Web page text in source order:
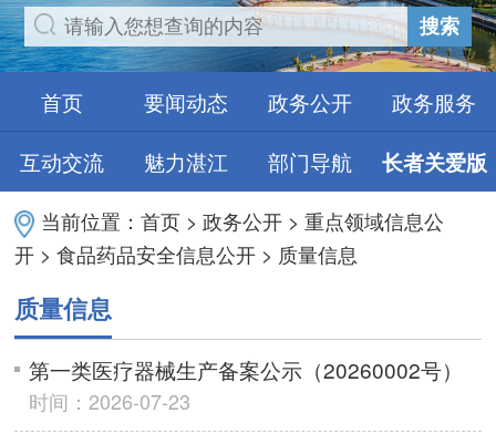
搜索
首页 要闻动态 政务公开
政务服务
互动交流
魅力湛江 部门导航 长者关爱版
当前位置：首页 >政务公开 >重点领域信息公
开 >食品药品安全信息公开 > 质量信息
质量信息
第一类医疗器械生产备案公示（20260002号）
时间：2026-07-23